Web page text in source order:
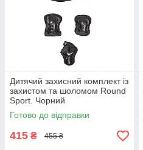
Дитячий захисний комплект із
захистом та шоломом Round
Sport. Чорний
Готово до відправки
415 ₴ 455 ₴